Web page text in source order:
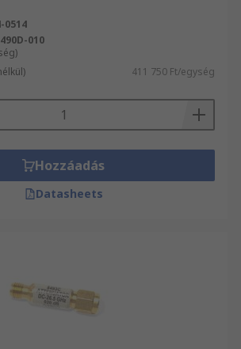
0514
010
411 750 Ft/egység
Hozzáadás
Datasheets